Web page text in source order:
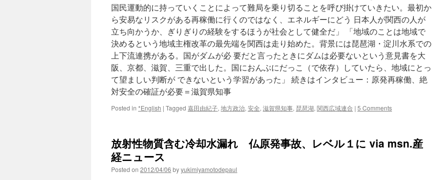
国民運動的に持っていくことによって難局を乗り切ることを呼び掛けていきたい。最初か
ら安易なリスクがある再稼働に行くのではなく、エネルギーにどう 日本人が関西の人が
立ち向かうか、ぎりぎりの経験をするほうが社会として健全だ」 「地域のことは地域で
決めるという地域主権改革の最先端を関西は走り始めた。背景には琵琶湖・淀川水系での
上下流連携がある。国がダムが必 要だと言ったときにダムは必要ないという意見書を大
阪、京都、滋賀、三重で出した。国におんぶにだっこ（で依存）していたら、地域にとっ
て望ましい判断が できないという学習があった」 続きはインタビュー：原発再稼働、絶
対安全の確証が必要＝滋賀県知事
Posted in *English | Tagged 嘉田由紀子, 地方政治, 安全, 滋賀県知事, 琵琶湖, 関西広域連合 | 5 Comments
放射性物質含む冷却水漏れ 仏原発事故、レベル１に via msn.産
経ニュース
Posted on 2012/04/06 byyukimiyamotodepaul